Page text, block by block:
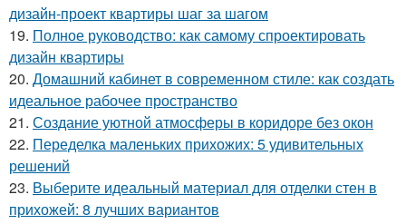
дизайн-проект квартиры шаг за шагом
19. Полное руководство: как самому спроектировать
дизайн квартиры
20. Домашний кабинет в современном стиле: как создать
идеальное рабочее пространство
21. Создание уютной атмосферы в коридоре без окон
22. Переделка маленьких прихожих: 5 удивительных
решений
23. Выберите идеальный материал для отделки стен в
прихожей: 8 лучших вариантов